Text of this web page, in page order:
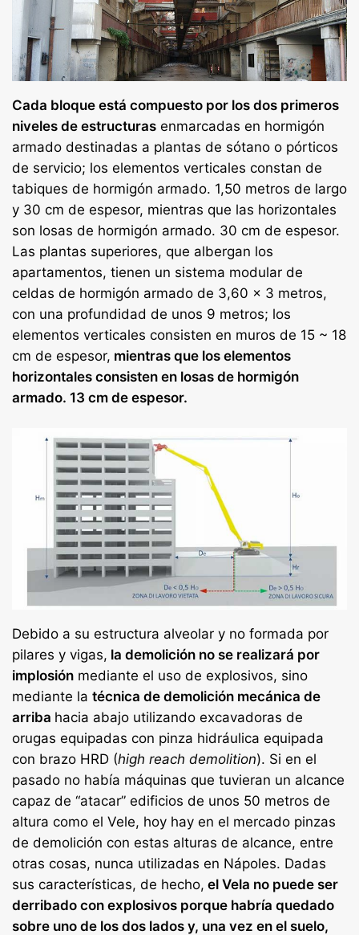
Cada bloque está compuesto por los dos primeros
niveles de estructuras enmarcadas en hormigón
armado destinadas a plantas de sótano o pórticos
de servicio; los elementos verticales constan de
tabiques de hormigón armado. 1,50 metros de largo
y 30 cm de espesor, mientras que las horizontales
son losas de hormigón armado. 30 cm de espesor.
Las plantas superiores, que albergan los
apartamentos, tienen un sistema modular de
celdas de hormigón armado de 3,60 x 3 metros,
con una profundidad de unos 9 metros; los
elementos verticales consisten en muros de 15 ~ 18
cm de espesor, mientras que los elementos
horizontales consisten en losas de hormigón
armado. 13 cm de espesor.
Debido a su estructura alveolar y no formada por
pilares y vigas, la demolición no se realizará por
implosión mediante el uso de explosivos, sino
mediante la técnica de demolición mecánica de
arriba hacia abajo utilizando excavadoras de
orugas equipadas con pinza hidráulica equipada
con brazo HRD (high reach demolition). Si en el
pasado no había máquinas que tuvieran un alcance
capaz de “atacar” edificios de unos 50 metros de
altura como el Vele, hoy hay en el mercado pinzas
de demolición con estas alturas de alcance, entre
otras cosas, nunca utilizadas en Nápoles. Dadas
sus características, de hecho, el Vela no puede ser
derribado con explosivos porque habría quedado
sobre uno de los dos lados y, una vez en el suelo,